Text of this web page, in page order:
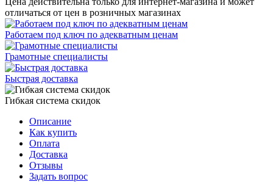
отличаться от цен в розничных магазинах
Работаем под ключ по адекватным ценам
Грамотные специалисты
Быстрая доставка
Гибкая система скидок
Описание
Как купить
Оплата
Доставка
Отзывы
Задать вопрос